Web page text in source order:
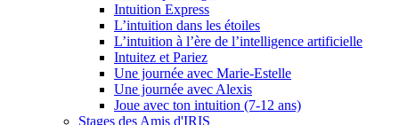
Intuition Express
L’intuition dans les étoiles
L’intuition à l’ère de l’intelligence artificielle
Intuitez et Pariez
Une journée avec Marie-Estelle
Une journée avec Alexis
Joue avec ton intuition (7-12 ans)
Stages des Amis d'IRIS